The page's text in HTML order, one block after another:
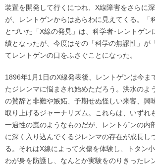
装置を開発して行くにつれ、X線障害をさらに
が、レントゲンからはあらわに見えてくる。「
とづいた「X線の発見」は、科学者･レントゲン
績となったが、今度はその「科学の無謬性」が
てレントゲンの口をふさぐことになった。
1896年1月1日のX線発表後、レントゲンは今ま
たジレンマに悩まされ始めただろう。洪水のよ
の賛辞と非難や嫉妬、予期せぬ怪しい来客、興
取り上げるジャーナリズム。これらは、いずれ
一過性の嵐のようなものだが、レントゲンの内
に深く入り込んでくるジレンマの存在が成長し
る。それはX線によって火傷を体験し、トタン
わが身を防護し、なんとか実験をのりきったレ